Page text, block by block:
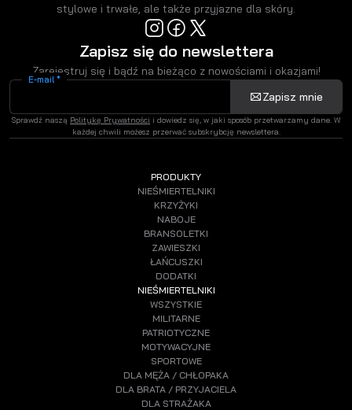
stylowe i trwałe, ale także przyjazne dla skóry.
Zapisz się do newslettera
Zarejestruj się i bądź na bieżąco z nowościami i okazjami!
E-mail *
Zapisz mnie
Sprawdź naszą Politykę Prywatności i dowiedz się, w jaki sposób przetwarzamy dane. W
każdej chwili możesz przerwać subskrybcję newslettera.
PRODUKTY
NIEŚMIERTELNIKI
KRZYŻYKI
NABOJE
BRANSOLETKI
ZAWIESZKI
ŁAŃCUSZKI
DODATKI
NIEŚMIERTELNIKI
WSZYSTKIE
MILITARNE
PATRIOTYCZNE
MOTYWACYJNE
SPORTOWE
DLA MĘŻA / CHŁOPAKA
DLA BRATA / PRZYJACIELA
DLA STRAŻAKA